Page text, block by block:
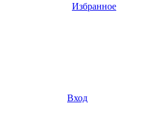
Избранное
Вход